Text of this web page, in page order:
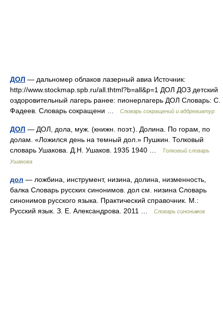
ДОЛ — дальномер облаков лазерный авиа Источник:
http://www.stockmap.spb.ru/all.thtml?b=all&p=1 ДОЛ ДОЗ детский
оздоровительный лагерь ранее: пионерлагерь ДОЛ Словарь: С.
Фадеев. Словарь сокращени …
Словарь сокращений и аббревиатур
ДОЛ — ДОЛ, дола, муж. (книжн. поэт.). Долина. По горам, по
долам. «Ложился день на темный дол.» Пушкин. Толковый
словарь Ушакова. Д.Н. Ушаков. 1935 1940 …
Толковый словарь
Ушакова
дол — ложбина, инструмент, низина, долина, низменность,
балка Словарь русских синонимов. дол см. низина Словарь
синонимов русского языка. Практический справочник. М.:
Русский язык. З. Е. Александрова. 2011 …
Словарь синонимов